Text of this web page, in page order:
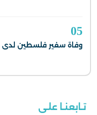
05
وفاة سفير فلسطين لدى
تـابعنـا علـى